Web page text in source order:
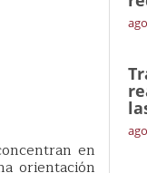
en
orientación